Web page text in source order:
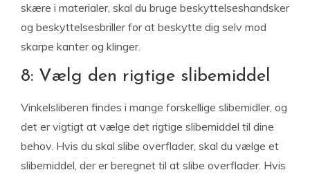
skære i materialer, skal du bruge beskyttelseshandsker
og beskyttelsesbriller for at beskytte dig selv mod
skarpe kanter og klinger.
8: Vælg den rigtige slibemiddel
Vinkelsliberen findes i mange forskellige slibemidler, og
det er vigtigt at vælge det rigtige slibemiddel til dine
behov. Hvis du skal slibe overflader, skal du vælge et
slibemiddel, der er beregnet til at slibe overflader. Hvis